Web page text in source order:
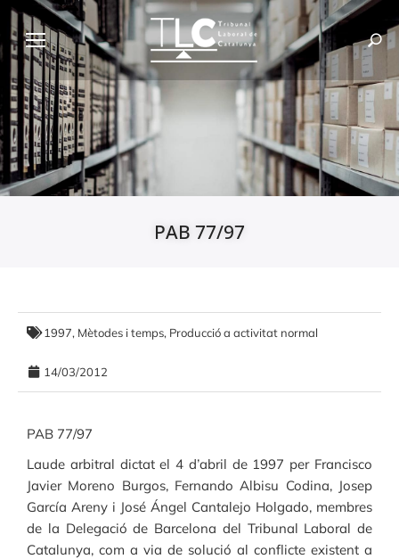
PAB 77/97
1997, Mètodes i temps, Producció a activitat normal
14/03/2012
PAB 77/97
Laude arbitral dictat el 4 d’abril de 1997 per Francisco
Javier Moreno Burgos, Fernando Albisu Codina, Josep
García Areny i José Ángel Cantalejo Holgado, membres
de la Delegació de Barcelona del Tribunal Laboral de
Catalunya, com a via de solució al conflicte existent a